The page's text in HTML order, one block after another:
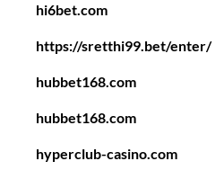
hi6bet.com
https://sretthi99.bet/enter/
hubbet168.com
hubbet168.com
hyperclub-casino.com